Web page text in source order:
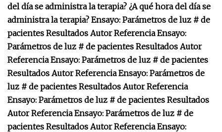
del día se administra la terapia? ¿A qué hora del día se
administra la terapia? Ensayo: Parámetros de luz # de
pacientes Resultados Autor Referencia Ensayo:
Parámetros de luz # de pacientes Resultados Autor
Referencia Ensayo: Parámetros de luz # de pacientes
Resultados Autor Referencia Ensayo: Parámetros de
luz # de pacientes Resultados Autor Referencia
Ensayo: Parámetros de luz # de pacientes Resultados
Autor Referencia Ensayo: Parámetros de luz # de
pacientes Resultados Autor Referencia Ensayo: